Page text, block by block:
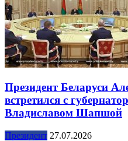
Президент Беларуси
встретился с
Владиславом Шапшой
Президент 27.07.2026